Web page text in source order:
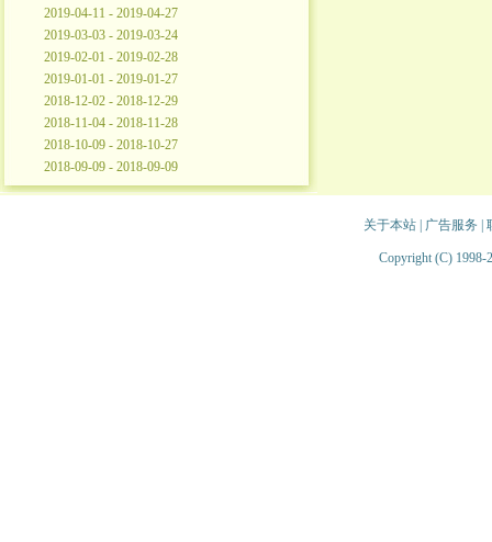
2019-04-11 - 2019-04-27
2019-03-03 - 2019-03-24
2019-02-01 - 2019-02-28
2019-01-01 - 2019-01-27
2018-12-02 - 2018-12-29
2018-11-04 - 2018-11-28
2018-10-09 - 2018-10-27
2018-09-09 - 2018-09-09
关于本站| 广告服务
Copyright (C) 1998-